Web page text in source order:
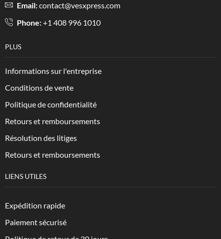
Email:contact@vesxpress.com
Phone:+1 408 996 1010
PLUS
Informations sur l'entreprise
Conditions de vente
Politique de confidentialité
Retours et remboursements
Résolution des litiges
Retours et remboursements
LIENS UTILES
Expédition rapide
Paiement sécurisé